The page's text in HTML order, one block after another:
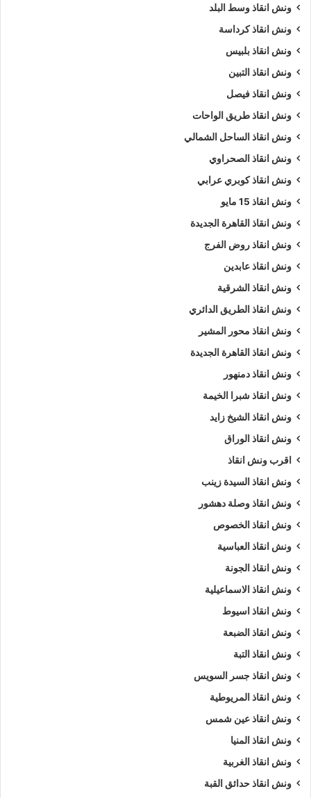
ونش انقاذ وسط البلد
ونش انقاذ كرداسة
ونش انقاذ بلبيس
ونش انقاذ التبين
ونش انقاذ فيصل
ونش انقاذ طريق الواحات
ونش انقاذ الساحل الشمالي
ونش انقاذ الصحراوي
ونش انقاذ كوبري عرابي
ونش انقاذ 15 مايو
ونش انقاذ القاهرة الجديدة
ونش انقاذ روض الفرج
ونش انقاذ عابدين
ونش انقاذ الشرقية
ونش انقاذ الطريق الدائري
ونش انقاذ محور المشير
ونش انقاذ القاهرة الجديدة
ونش انقاذ دمنهور
ونش انقاذ شبرا الخيمة
ونش انقاذ الشيخ زايد
ونش انقاذ الوراق
اقرب ونش انقاذ
ونش انقاذ السيدة زينب
ونش انقاذ وصلة دهشور
ونش انقاذ الخصوص
ونش انقاذ العباسية
ونش انقاذ الجونة
ونش انقاذ الاسماعيلية
ونش انقاذ اسيوط
ونش انقاذ الضبعة
ونش انقاذ التبة
ونش انقاذ جسر السويس
ونش انقاذ المريوطية
ونش انقاذ عين شمس
ونش انقاذ المنيا
ونش انقاذ الغربية
ونش انقاذ حدائق القبة